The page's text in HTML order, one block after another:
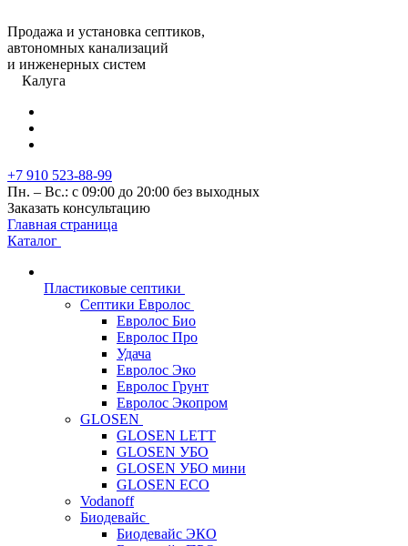
Продажа и установка септиков,
автономных канализаций
и инженерных систем
Калуга
+7 910 523-88-99
Пн. – Вс.: с 09:00 до 20:00 без выходных
Заказать консультацию
Главная страница
Каталог
Пластиковые септики
Септики Евролос
Евролос Био
Евролос Про
Удача
Евролос Эко
Евролос Грунт
Евролос Экопром
GLOSEN
GLOSEN LETT
GLOSEN УБО
GLOSEN УБО мини
GLOSEN ECO
Vodanoff
Биодевайс
Биодевайс ЭКО